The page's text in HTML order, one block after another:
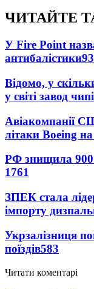
ЧИТАЙТЕ
У Fire Point
антибалістики
Відомо, у
у світі завод
Авіакомпанії
літаки Boeing
РФ знищила 900
1761
ЗПЕК стала
імпорту
Укрзалізниця
поїздів583
Читати коментарі